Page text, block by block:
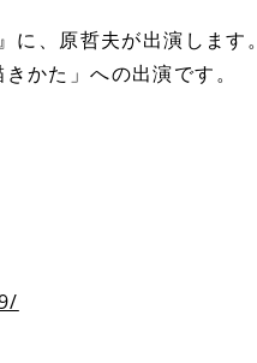
、原哲夫が出演します。
かた」への出演です。